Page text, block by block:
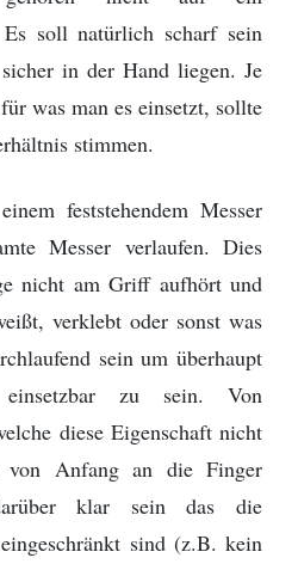
Es soll natürlich scharf sein
in der Hand liegen. Je
was man es einsetzt, sollte
stimmen.
feststehendem Messer
Messer verlaufen. Dies
nicht am Griff aufhört und
verklebt oder sonst was
sein um überhaupt
zu sein. Von
diese Eigenschaft nicht
von Anfang an die Finger
klar sein das die
sind (z.B. kein